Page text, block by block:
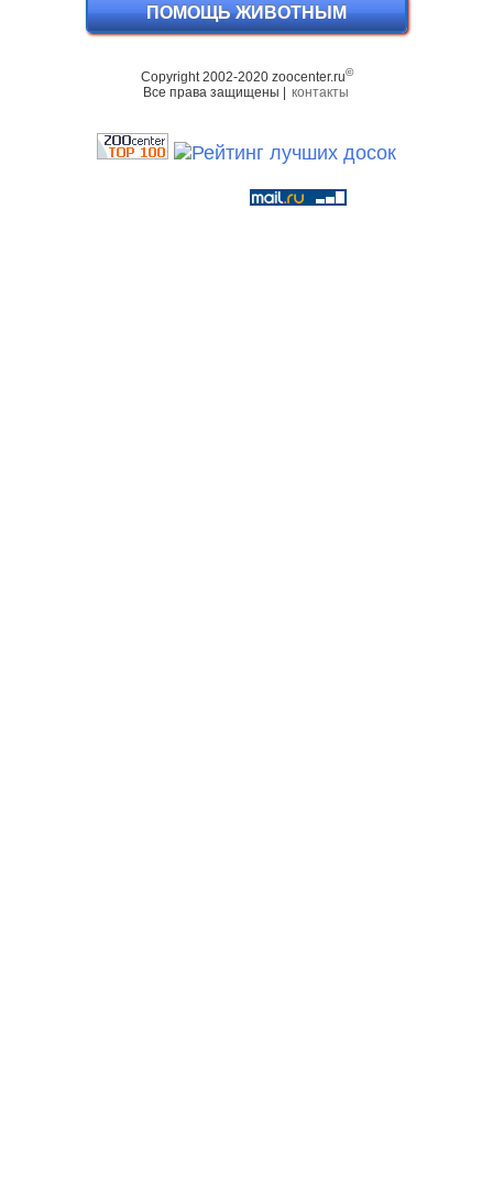
ПОМОЩЬ ЖИВОТНЫМ
Copyright 2002-2020 zoocenter.ru©
Все права защищены | контакты